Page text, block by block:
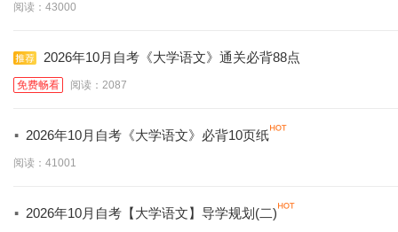
阅读：43000
2026年10月自考《大学语文》通关必背88点
免费畅看 阅读：2087
· 2026年10月自考《大学语文》必背10页纸
阅读：41001
· 2026年10月自考【大学语文】导学规划(二)